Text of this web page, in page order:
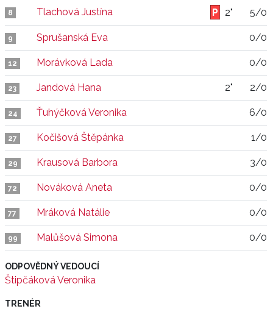
8 Tlachová Justína 2" 5/0
9 Sprušanská Eva 0/0
12 Morávková Lada 0/0
23 Jandová Hana 2" 2/0
24 Ťuhýčková Veronika 6/0
27 Kočišová Štěpánka 1/0
29 Krausová Barbora 3/0
72 Nováková Aneta 0/0
77 Mráková Natálie 0/0
99 Malůšová Simona 0/0
ODPOVĚDNÝ VEDOUCÍ
Štipčáková Veronika
TRENÉR